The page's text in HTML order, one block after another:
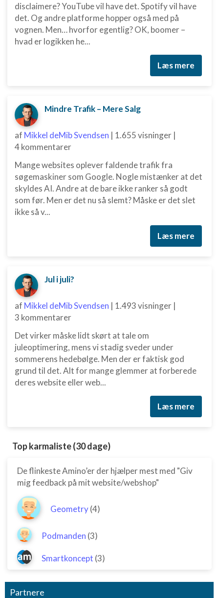
disclaimere? YouTube vil have det. Spotify vil have
det. Og andre platforme hopper også med på
vognen. Men… hvorfor egentlig? OK, boomer –
hvad er logikken he...
Læs mere
Mindre Trafik – Mere Salg
af Mikkel deMib Svendsen | 1.655 visninger |
4 kommentarer
Mange websites oplever faldende trafik fra
søgemaskiner som Google. Nogle mistænker at det
skyldes AI. Andre at de bare ikke ranker så godt
som før. Men er det nu så slemt? Måske er det slet
ikke så v...
Læs mere
Jul i juli?
af Mikkel deMib Svendsen | 1.493 visninger |
3 kommentarer
Det virker måske lidt skørt at tale om
juleoptimering, mens vi stadig sveder under
sommerens hedebølge. Men der er faktisk god
grund til det. Alt for mange glemmer at forberede
deres website eller web...
Læs mere
Top karmaliste (30 dage)
De flinkeste Amino’er der hjælper mest med "Giv
mig feedback på mit website/webshop"
Geometry(4)
Podmanden (3)
Smartkoncept (3)
Partnere